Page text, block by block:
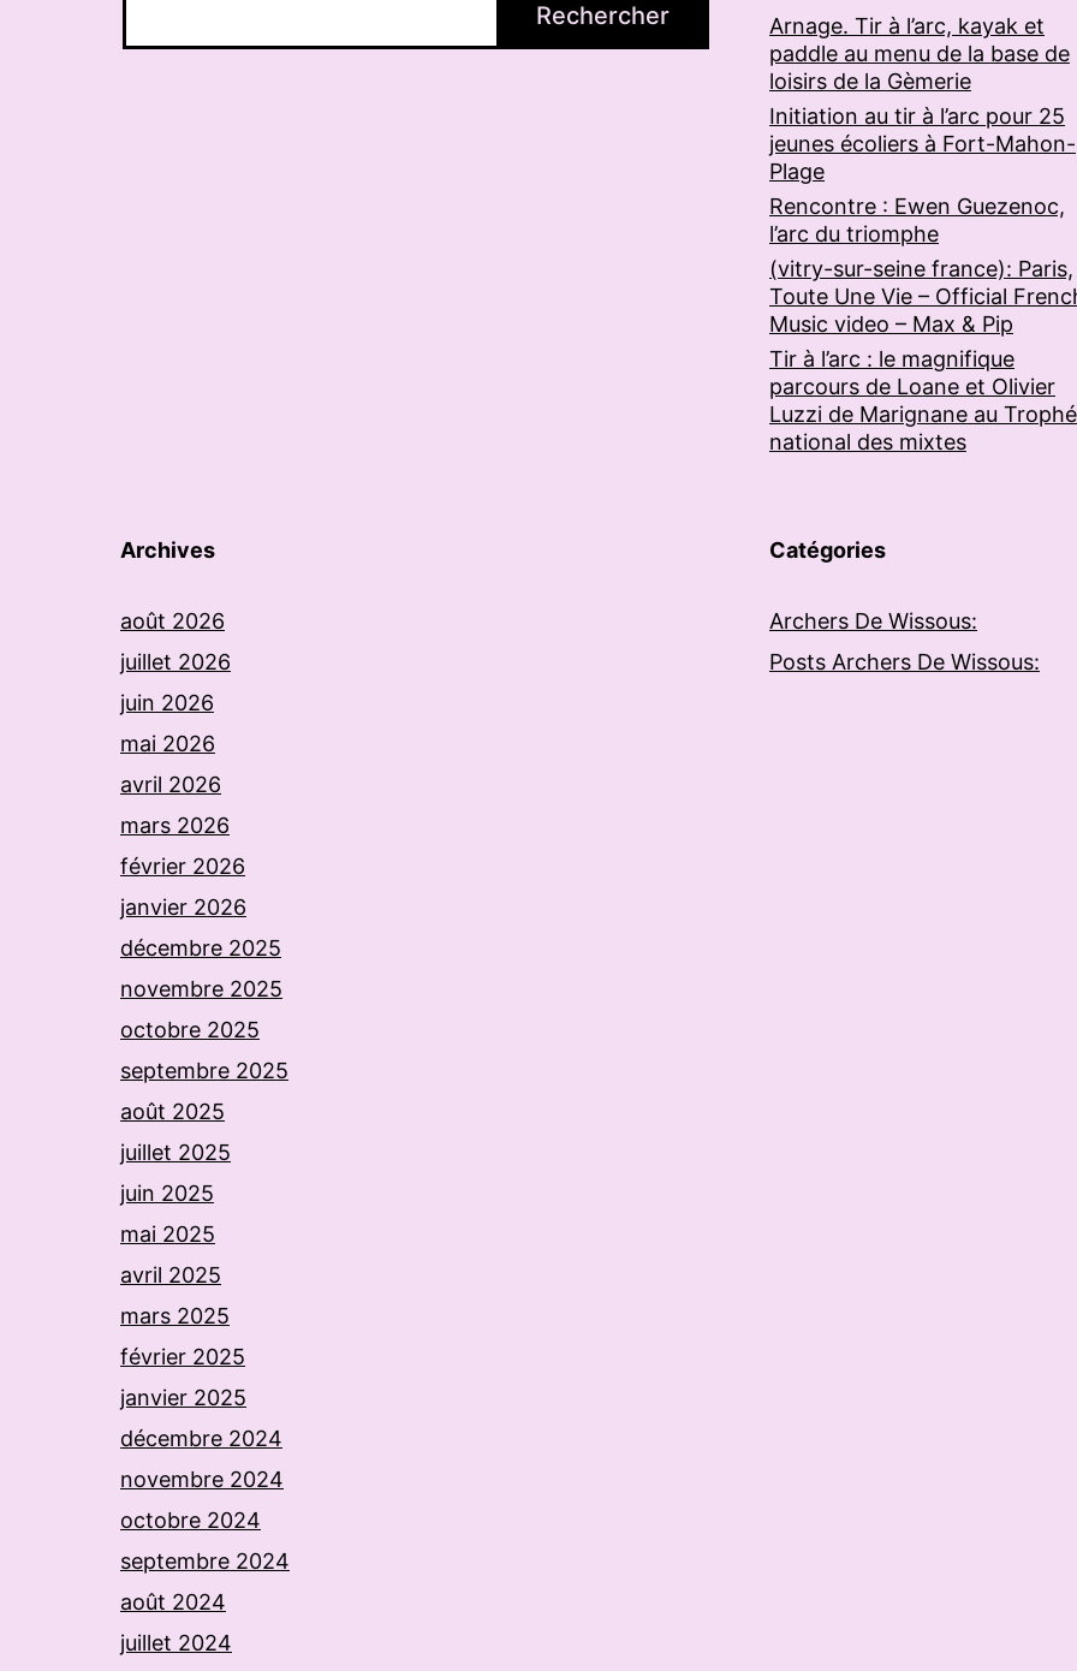
Rechercher
Arnage. Tir à l’arc, kayak et
paddle au menu de la base de
loisirs de la Gèmerie
Initiation au tir à l’arc pour 25
jeunes écoliers à Fort-Mahon-
Plage
Rencontre : Ewen Guezenoc,
l’arc du triomphe
(vitry-sur-seine france): Paris,
Toute Une Vie – Official
Music video – Max & Pip
Tir à l’arc : le magnifique
parcours de Loane et Olivier
Luzzi de Marignane au
national des mixtes
Archives
août 2026
juillet 2026
juin 2026
mai 2026
avril 2026
mars 2026
février 2026
janvier 2026
décembre 2025
novembre 2025
octobre 2025
septembre 2025
août 2025
juillet 2025
juin 2025
mai 2025
avril 2025
mars 2025
février 2025
janvier 2025
décembre 2024
novembre 2024
octobre 2024
septembre 2024
août 2024
juillet 2024
Catégories
Archers De Wissous:
Posts Archers De Wissous: